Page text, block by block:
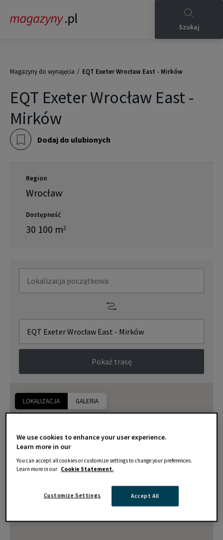
Szukaj
Magazyny do wynajęcia / EQT Exeter Wrocław East - Mirków
EQT Exeter Wrocław East -
Mirków
Dodaj do ulubionych
Region
Wrocław
Dostępność
30 100 m2
LOKALIZACJA GALERIA
Pokaż trasę
We use cookies to enhance your user experience.
Learn more in our
You can accept all cookies or customize settings to change your preferences.
Learn more in our Cookie Statement.
Accept All
Customize Settings